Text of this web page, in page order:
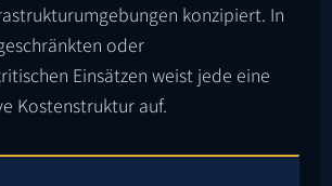
konzipiert. In
oder
Einsätzen weist jede eine
Kostenstruktur auf.